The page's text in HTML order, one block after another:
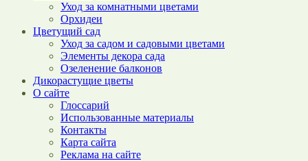
Уход за комнатными цветами
Орхидеи
Цветущий сад
Уход за садом и садовыми цветами
Элементы декора сада
Озеленение балконов
Дикорастущие цветы
О сайте
Глоссарий
Использованные материалы
Контакты
Карта сайта
Реклама на сайте